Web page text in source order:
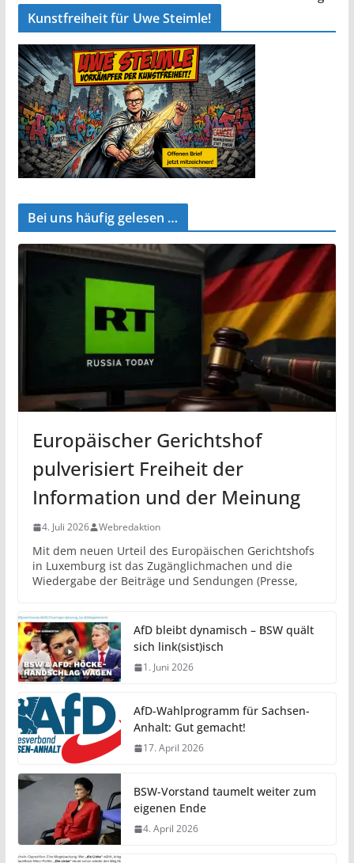
Kunstfreiheit für Uwe Steimle!
Bei uns häufig gelesen …
Europäischer Gerichtshof
pulverisiert Freiheit der
Information und der Meinung
4. Juli 2026 Webredaktion
Mit dem neuen Urteil des Europäischen Gerichtshofs
in Luxemburg ist das Zugänglichmachen und die
Wiedergabe der Beiträge und Sendungen (Presse,
AfD bleibt dynamisch – BSW quält
sich link(sist)isch
1. Juni 2026
AfD-Wahlprogramm für Sachsen-
Anhalt: Gut gemacht!
17. April 2026
BSW-Vorstand taumelt weiter zum
eigenen Ende
4. April 2026